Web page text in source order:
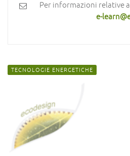
Per informazioni relative
e-
TECNOLOGIE ENERGETICHE